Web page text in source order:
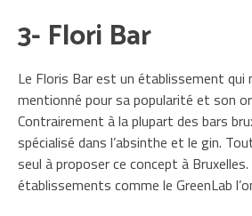
3- Flori Bar
Le Floris Bar est un établissement qui
mentionné pour sa popularité et son
Contrairement à la plupart des bars
spécialisé dans l’absinthe et le gin.
seul à proposer ce concept à Bruxelles.
établissements comme le GreenLab